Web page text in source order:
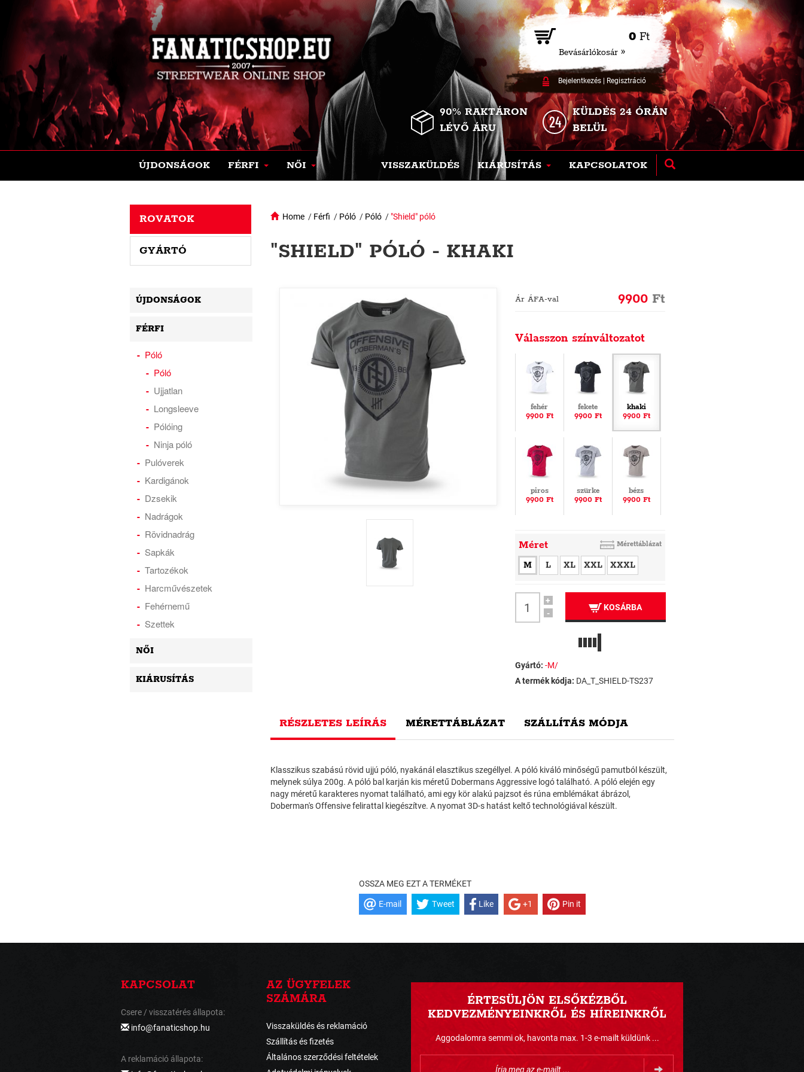
0 Ft
Bevásárlókosár »
Bejelentkezés| Regisztráció
90% RAKTÁRON
LÉVŐ ÁRU
KÜLDÉS 24 ÓRÁN
BELÜL
ÚJDONSÁGOK FÉRFI NŐI VISSZAKÜLDÉS KIÁRUSÍTÁS KAPCSOLATOK
Home / Férfi / Póló / Póló / "Shield" póló
"SHIELD" PÓLÓ - KHAKI
Ár ÁFA-val 9900 Ft
Válasszon színváltozatot
fehér
9900 Ft
fekete
9900 Ft
khaki
9900 Ft
piros
9900 Ft
szürke
9900 Ft
bézs
9900 Ft
Méret Mérettáblázat
M L XL XXL XXXL
+
-
KOSÁRBA
Gyártó: -M/
A termék kódja: DA_T_SHIELD-TS237
RÉSZLETES LEÍRÁS MÉRETTÁBLÁZAT SZÁLLÍTÁS MÓDJA
Klasszikus szabású rövid ujjú póló, nyakánál elasztikus szegéllyel. A póló kiváló minőségű pamutból készült,
melynek súlya 200g. A póló bal karján kis méretű Dobermans Aggressive logó található. A póló elején egy
nagy méretű karakteres nyomat található, ami egy kör alakú pajzsot és rúna emblémákat ábrázol,
Doberman's Offensive felirattal kiegészítve. A nyomat 3D-s hatást keltő technológiával készült.
OSSZA MEG EZT A TERMÉKET
E-mail Tweet Like +1 Pin it
ROVATOK
GYÁRTÓ
ÚJDONSÁGOK
FÉRFI
Póló
Póló
Ujjatlan
Longsleeve
Pólóing
Ninja póló
Pulóverek
Kardigánok
Dzsekik
Nadrágok
Rövidnadrág
Sapkák
Tartozékok
Harcművészetek
Fehérnemű
Szettek
NŐI
KIÁRUSÍTÁS
KAPCSOLAT
Csere / visszatérés állapota:
info@fanaticshop.hu
A reklamáció állapota:
AZ ÜGYFELEK
SZÁMÁRA
Visszaküldés és reklamáció
Szállítás és fizetés
Általános szerződési feltételek
ÉRTESÜLJÖN ELSŐKÉZBŐL
KEDVEZMÉNYEINKRŐL ÉS HÍREINKRŐL
Aggodalomra semmi ok, havonta max. 1-3 e-mailt küldünk ...